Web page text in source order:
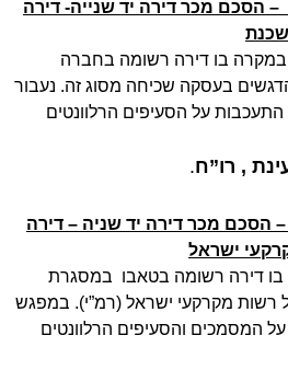
שעור מס’ 3(ב) – הסכם מכר דירה יד שנייה- דירה
במקרה בו דירה רשומה בחברה
בעסקה שכיחה מסוג זה. נעבור
על הסעיפים הרלוונטים
, רו”ח.
שעור מס’ 3(ג) – הסכם מכר דירה יד שניה – דירה
ישראל
בו דירה רשומה בטאבו במסגרת
רשות מקרקעי ישראל (רמ”י). במפגש
על המסמכים והסעיפים הרלוונטים